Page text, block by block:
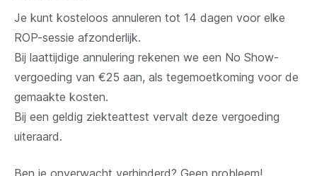
Je kunt kosteloos annuleren tot 14 dagen voor elke
ROP-sessie afzonderlijk.
Bij laattijdige annulering rekenen we een No Show-
vergoeding van €25 aan, als tegemoetkoming voor de
gemaakte kosten.
Bij een geldig ziekteattest vervalt deze vergoeding
uiteraard.
Ben je onverwacht verhinderd? Geen probleem!